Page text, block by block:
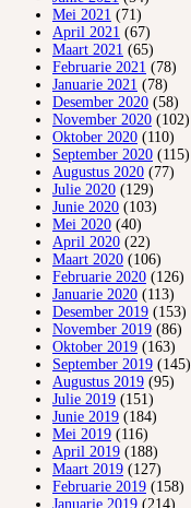
Mei 2021 (71)
April 2021 (67)
Maart 2021 (65)
Februarie 2021 (78)
Januarie 2021 (78)
Desember 2020 (58)
November 2020 (102)
Oktober 2020 (110)
September 2020 (115)
Augustus 2020 (77)
Julie 2020 (129)
Junie 2020 (103)
Mei 2020 (40)
April 2020 (22)
Maart 2020 (106)
Februarie 2020 (126)
Januarie 2020 (113)
Desember 2019 (153)
November 2019 (86)
Oktober 2019 (163)
September 2019 (145)
Augustus 2019 (95)
Julie 2019 (151)
Junie 2019 (184)
Mei 2019 (116)
April 2019 (188)
Maart 2019 (127)
Februarie 2019 (158)
Januarie 2019 (214)